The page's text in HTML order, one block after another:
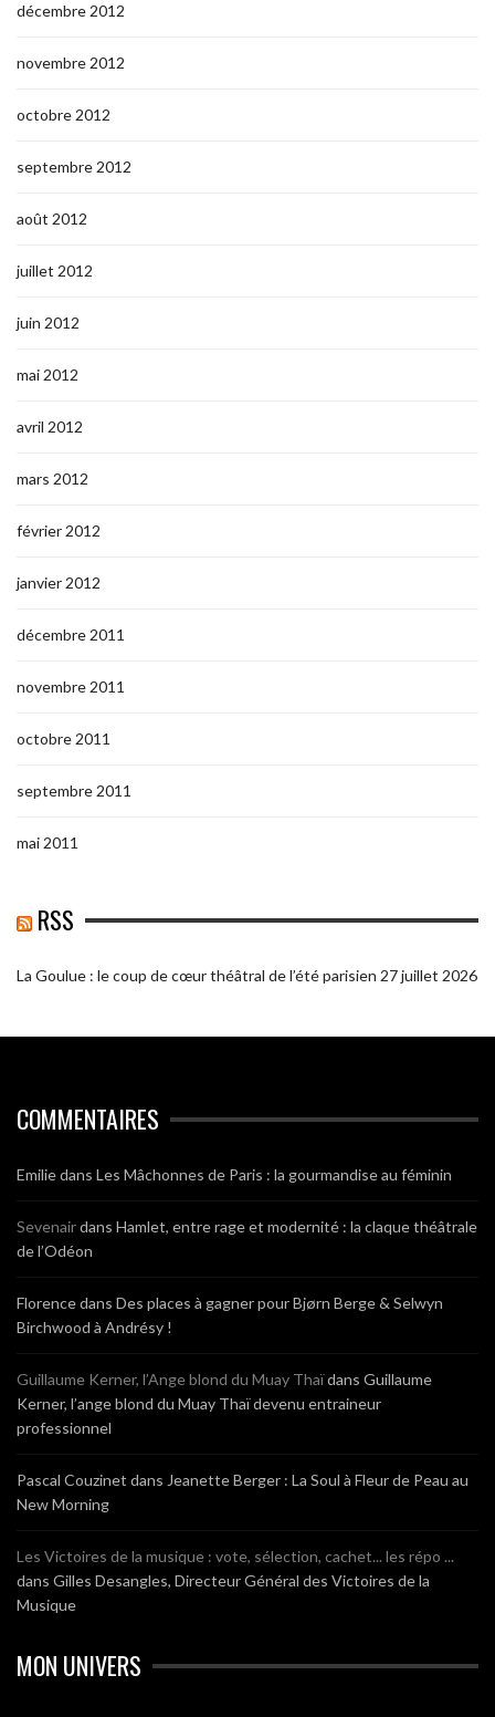
décembre 2012
novembre 2012
octobre 2012
septembre 2012
août 2012
juillet 2012
juin 2012
mai 2012
avril 2012
mars 2012
février 2012
janvier 2012
décembre 2011
novembre 2011
octobre 2011
septembre 2011
mai 2011
RSS
La Goulue : le coup de cœur théâtral de l’été parisien 27 juillet 2026
COMMENTAIRES
Emiliedans Les Mâchonnes de Paris : la gourmandise au féminin
Sevenairdans Hamlet, entre rage et modernité : la claque théâtrale
de l’Odéon
Florencedans Des places à gagner pour Bjørn Berge & Selwyn
Birchwood à Andrésy !
Guillaume Kerner, l’Ange blond du Muay Thaïdans Guillaume
Kerner, l’ange blond du Muay Thaï devenu entraineur
professionnel
Pascal Couzinet dans Jeanette Berger : La Soul à Fleur de Peau au
New Morning
Les Victoires de la musique : vote, sélection, cachet... les répo ...
dans Gilles Desangles, Directeur Général des Victoires de la
Musique
MON UNIVERS